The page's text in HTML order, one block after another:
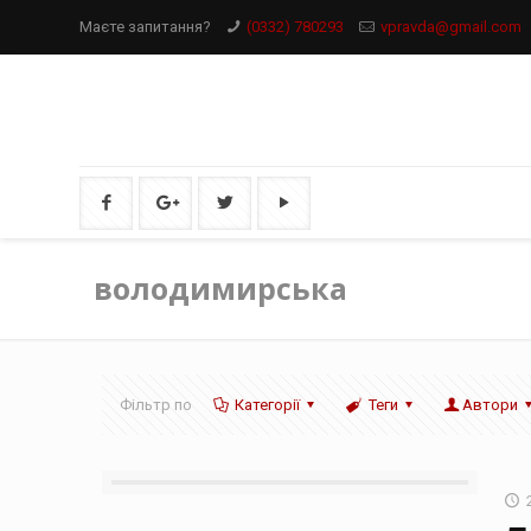
Маєте запитання? (0332) 780293 vpravda@gmail.com
володимирська
Фільтр по Категорії Теги Автори